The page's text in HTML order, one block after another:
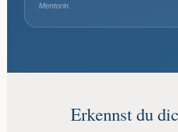
Mentorin.
Erkennst du